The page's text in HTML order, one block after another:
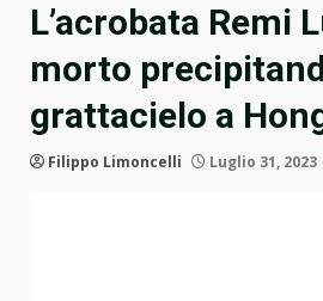
L’acrobata Remi
morto
grattacielo a
Filippo Limoncelli Luglio 31, 2023